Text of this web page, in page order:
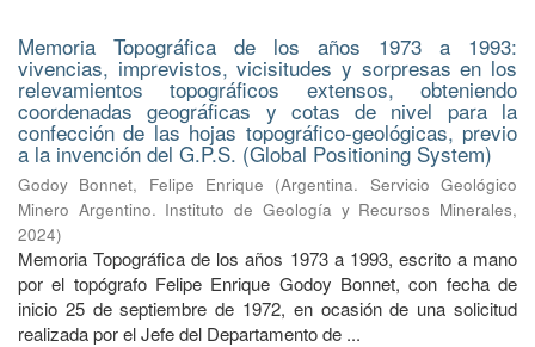
Memoria Topográfica de los años 1973 a 1993:
vivencias, imprevistos, vicisitudes y sorpresas en los
relevamientos topográficos extensos, obteniendo
coordenadas geográficas y cotas de nivel para la
confección de las hojas topográfico-geológicas, previo
a la invención del G.P.S. (Global Positioning System)
Godoy Bonnet, Felipe Enrique (Argentina. Servicio Geológico
Minero Argentino. Instituto de Geología y Recursos Minerales,
2024)
Memoria Topográfica de los años 1973 a 1993, escrito a mano
por el topógrafo Felipe Enrique Godoy Bonnet, con fecha de
inicio 25 de septiembre de 1972, en ocasión de una solicitud
realizada por el Jefe del Departamento de ...